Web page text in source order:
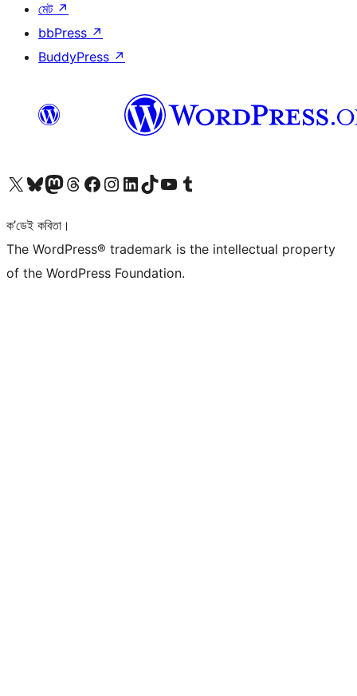
মেট ↗
bbPress ↗
BuddyPress ↗
আমাৰ X (আগৰ Twitter) একাউণ্টলৈ যাওকআমাৰ Bluesky একাউণ্টলৈ যাওকআমাৰ Mastodon একাউণ্টলৈ যাওকআমাৰ Threads একাউণ্টলৈ যাওকআমাৰ Facebook পৃষ্ঠালৈ যাওকআমাৰ Instagram একাউণ্টলৈ যাওকআমাৰ LinkedIn একাউণ্টলৈ যাওকআমাৰ TikTok একাউণ্টলৈ যাওকআমাৰ YouTube চেনেললৈ যাওকআমাৰ Tumblr একাউণ্টলৈ যাওক
ক’ডেই কবিতা।
The WordPress® trademark is the intellectual property
of the WordPress Foundation.